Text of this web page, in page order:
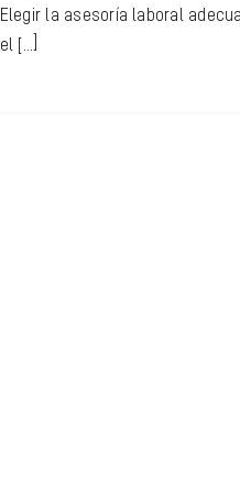
Elegir la asesoría laboral
el [...]